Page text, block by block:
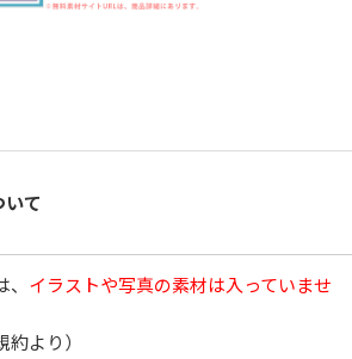
て
イラストや写真の素材は入っていませ
より）